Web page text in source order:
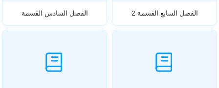
الفصل السابع القسمة 2 الفصل السادس القسمة